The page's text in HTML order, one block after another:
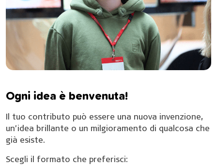
Ogni idea è benvenuta!
Il tuo contributo può essere una nuova invenzione,
un’idea brillante o un milgioramento di qualcosa che
già esiste.
Scegli il formato che preferisci: